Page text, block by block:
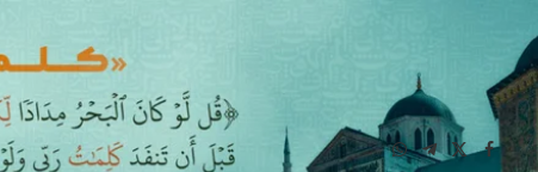
Facebook
X
Telegram
WhatsApp